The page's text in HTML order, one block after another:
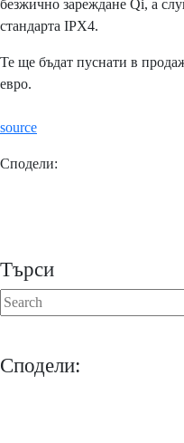
безжично зареждане Qi, а
стандарта IPX4.
Те ще бъдат пуснати в
евро.
source
Сподели:
Търси
Сподели: